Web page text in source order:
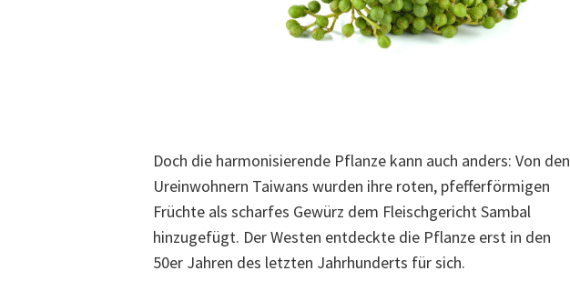
Doch die harmonisierende Pflanze kann auch anders: Von den
Ureinwohnern Taiwans wurden ihre roten, pfefferförmigen
Früchte als scharfes Gewürz dem Fleischgericht Sambal
hinzugefügt. Der Westen entdeckte die Pflanze erst in den
50er Jahren des letzten Jahrhunderts für sich.